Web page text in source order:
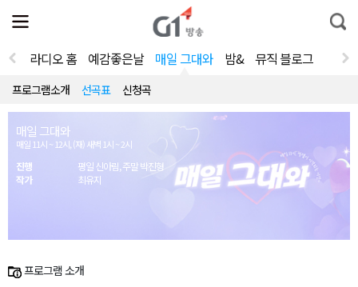
전
체
뉴
열
통
합
라디오 홈 예감좋은날 매일 그대와 밤& 뮤직 블로그
프로그램소개 선곡표 신청곡
매일 그대와
매일 11시 ~ 12시, (재) 새벽 1시 ~ 2시
진행
평일 신아림, 주말 박진형
작가
최유지
프로그램 소개